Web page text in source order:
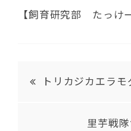
【飼育研究部 たっけー
トリカジカエラモ
里芋戦